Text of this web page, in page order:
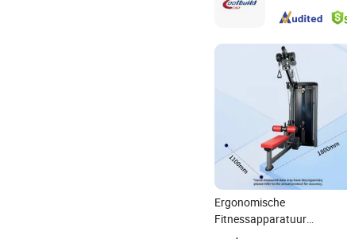
Ergonomische
Fitnessapparatuur
Borstpersmachine